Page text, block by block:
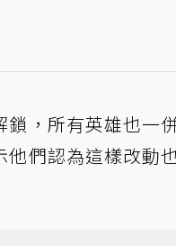
，所有英雄也一
們認為這樣改動